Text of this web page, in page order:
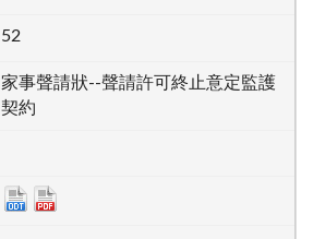
52
家事聲請狀--聲請許可終止意定監護
契約